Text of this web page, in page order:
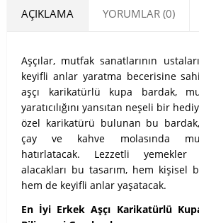
AÇIKLAMA YORUMLAR (0)
Aşçılar, mutfak sanatlarının
keyifli anlar yaratma becerisine
aşçı karikatürlü kupa bardak,
yaratıcılığını yansıtan neşeli bir
özel karikatürü bulunan bu
çay ve kahve molasında
hatırlatacak. Lezzetli yemekler
alacakları bu tasarım, hem kişisel
hem de keyifli anlar yaşatacak.
En İyi Erkek Aşçı Karikatürlü